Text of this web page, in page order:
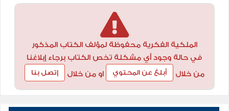
الملكية الفكرية محفوظة لمؤلف الكتاب المذكور
في حالة وجود أي مشكلة تخص الكتاب برجاء إبلاغنا
من خلال
أبلغ عن المحتوي او من خلال إتصل بنا